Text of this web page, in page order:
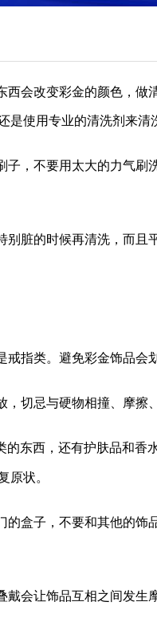
西会改变彩金的颜色，
是使用专业的清洗剂来清
子，不要用太大的力气
别脏的时候再清洗，而
指类。避免彩金饰品会
切忌与硬物相撞、摩擦
的东西，还有护肤品和
原状。
的盒子，不要和其他的饰
会让饰品互相之间发生